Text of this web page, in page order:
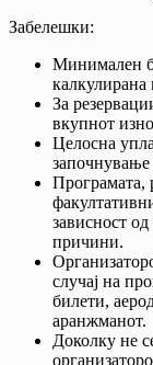
Забелешки:
Минимален
калкулирана
За
вкупнот
Целосна
Програмата,
зависност
причини.
случај на
билети,
аранжманот.
Доколку не